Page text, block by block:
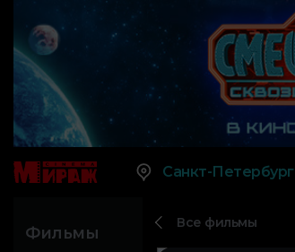
Санкт-Петербург
Фильмы
Все фильмы